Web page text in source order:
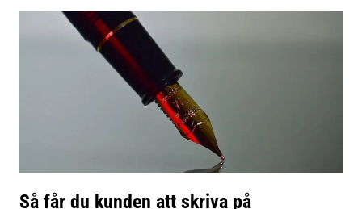
Så får du kunden att skriva på